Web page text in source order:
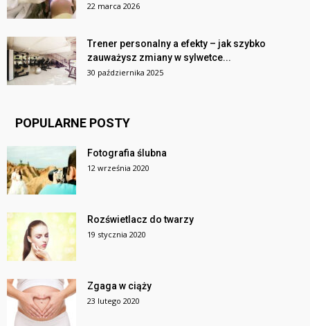
22 marca 2026
Trener personalny a efekty – jak szybko
zauważysz zmiany w sylwetce...
30 października 2025
POPULARNE POSTY
Fotografia ślubna
12 września 2020
Rozświetlacz do twarzy
19 stycznia 2020
Zgaga w ciąży
23 lutego 2020